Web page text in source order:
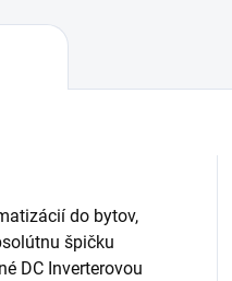
do bytov,
špičku
DC Inverterovou